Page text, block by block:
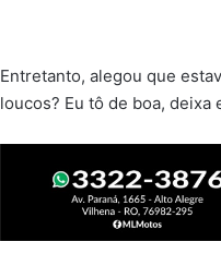
Entretanto, alegou que
loucos? Eu tô de boa, deixa